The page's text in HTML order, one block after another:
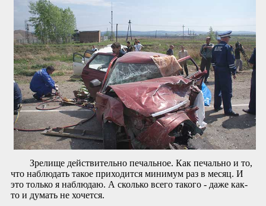
Зрелище действительно печальное. Как печально и то,
что наблюдать такое приходится минимум раз в месяц. И
это только я наблюдаю. А сколько всего такого - даже как-
то и думать не хочется.